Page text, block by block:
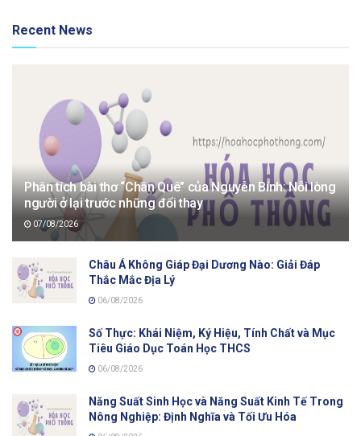
Recent News
Phân tích bài thơ “Chân Quê” của Nguyễn Bính: Nỗi lòng
người ở lại trước những đổi thay
07/08/2026
Châu Á Không Giáp Đại Dương Nào: Giải Đáp
Thắc Mắc Địa Lý
06/08/2026
Số Thực: Khái Niệm, Ký Hiệu, Tính Chất và Mục
Tiêu Giáo Dục Toán Học THCS
06/08/2026
Năng Suất Sinh Học và Năng Suất Kinh Tế Trong
Nông Nghiệp: Định Nghĩa và Tối Ưu Hóa